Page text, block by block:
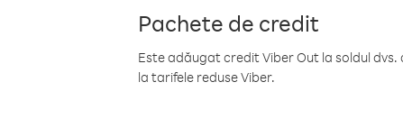
Pachete de credit
Este adăugat credit Viber Out la soldul
la tarifele reduse Viber.